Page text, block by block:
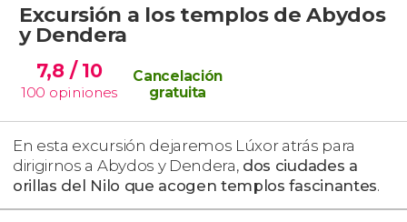
Excursión a los templos de Abydos
y Dendera
7,8 / 10
100 opiniones
Cancelación
gratuita
En esta excursión dejaremos Lúxor atrás para
dirigirnos a Abydos y Dendera,dos ciudades a
orillas del Nilo que acogen templos fascinantes.